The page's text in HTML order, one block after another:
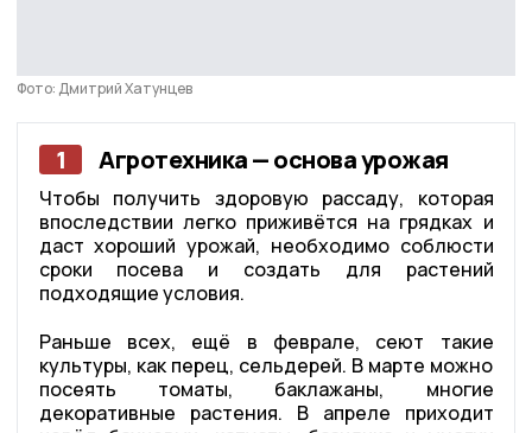
Фото: Дмитрий Хатунцев
1 Агротехника — основа урожая
Чтобы получить здоровую рассаду, которая
впоследствии легко приживётся на грядках и
даст хороший урожай, необходимо соблюсти
сроки посева и создать для растений
подходящие условия.
Раньше всех, ещё в феврале, сеют такие
культуры, как перец, сельдерей. В марте можно
посеять томаты, баклажаны, многие
декоративные растения. В апреле приходит